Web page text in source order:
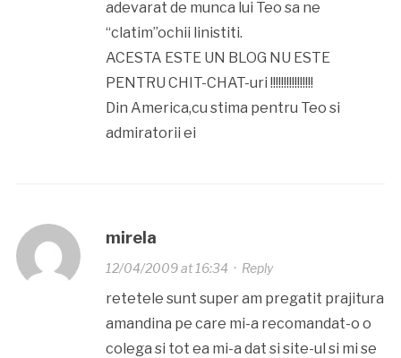
adevarat de munca lui Teo sa ne
“clatim”ochii linistiti.
ACESTA ESTE UN BLOG NU ESTE
PENTRU CHIT-CHAT-uri !!!!!!!!!!!!!!!!
Din America,cu stima pentru Teo si
admiratorii ei
mirela
12/04/2009 at 16:34· Reply
retetele sunt super am pregatit prajitura
amandina pe care mi-a recomandat-o o
colega si tot ea mi-a dat si site-ul si mi se